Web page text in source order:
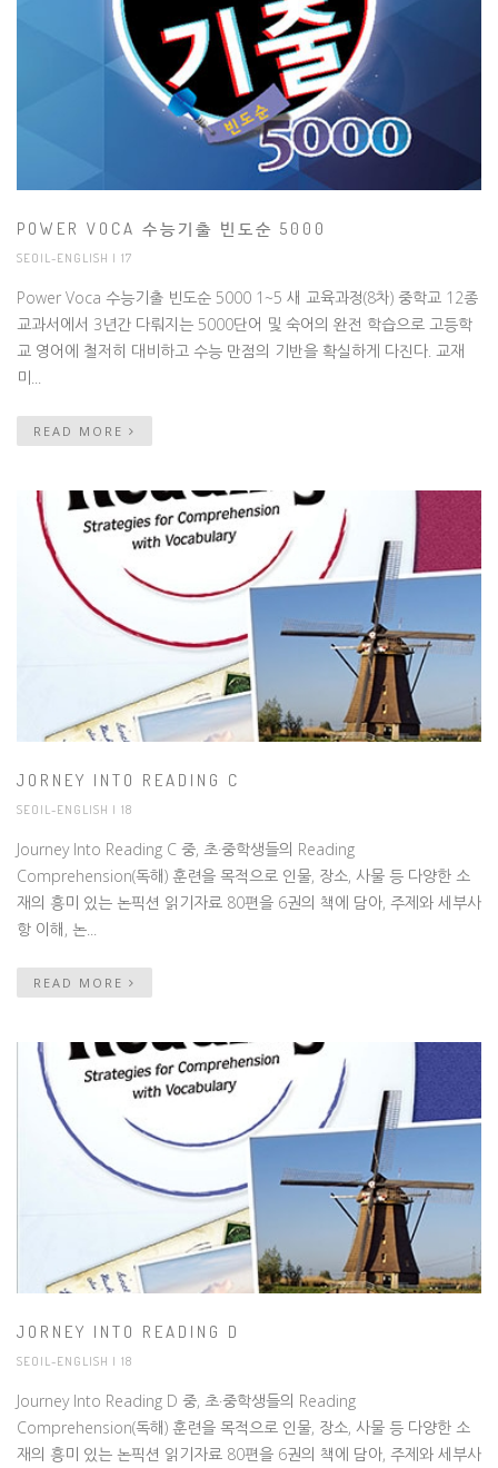
POWER VOCA 수능기출 빈도순 5000
SEOIL-ENGLISH | 17
Power Voca 수능기출 빈도순 5000 1~5 새 교육과정(8차) 중학교 12종
교과서에서 3년간 다뤄지는 5000단어 및 숙어의 완전 학습으로 고등학
교 영어에 철저히 대비하고 수능 만점의 기반을 확실하게 다진다. 교재
미...
READ MORE
JORNEY INTO READING C
SEOIL-ENGLISH | 18
Journey Into Reading C 중, 초·중학생들의 Reading
Comprehension(독해) 훈련을 목적으로 인물, 장소, 사물 등 다양한 소
재의 흥미 있는 논픽션 읽기자료 80편을 6권의 책에 담아, 주제와 세부사
항 이해, 논...
READ MORE
JORNEY INTO READING D
SEOIL-ENGLISH | 18
Journey Into Reading D 중, 초·중학생들의 Reading
Comprehension(독해) 훈련을 목적으로 인물, 장소, 사물 등 다양한 소
재의 흥미 있는 논픽션 읽기자료 80편을 6권의 책에 담아, 주제와 세부사